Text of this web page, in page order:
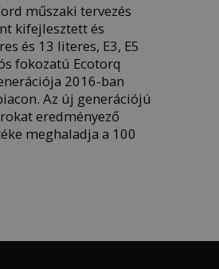
műszaki tervezés
kifejlesztett és
és 13 literes, E3, E5
fokozatú Ecotorq
2016-ban
Az új generációjú
eredményező
meghaladja a 100